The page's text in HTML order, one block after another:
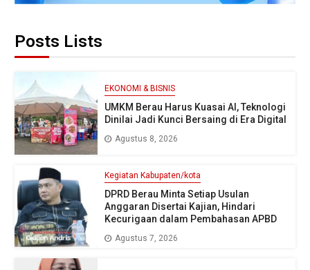
Posts Lists
EKONOMI & BISNIS
UMKM Berau Harus Kuasai AI, Teknologi
Dinilai Jadi Kunci Bersaing di Era Digital
Agustus 8, 2026
Kegiatan Kabupaten/kota
DPRD Berau Minta Setiap Usulan
Anggaran Disertai Kajian, Hindari
Kecurigaan dalam Pembahasan APBD
Agustus 7, 2026